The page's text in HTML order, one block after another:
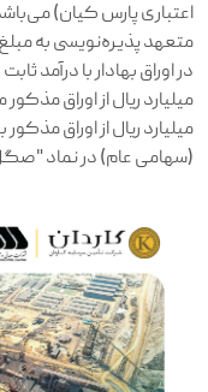
اعتباری پارس کیان)
میلیارد ریال از اوراق
(سهامی عام) در نماد "صگل 00711"